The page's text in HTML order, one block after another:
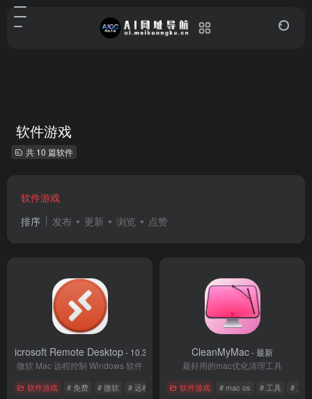
软件游戏
共 10 篇软件
软件游戏
排序
发布 更新 浏览 点赞
Microsoft Remote Desktop- 10.3.9
微软 Mac 远程控制 Windows 软件
软件游戏 # 免费 # 微软 # 远程桌面
CleanMyMac- 最新
最好用的mac优化清理工具
软件游戏 # mac os # 工具 # 系